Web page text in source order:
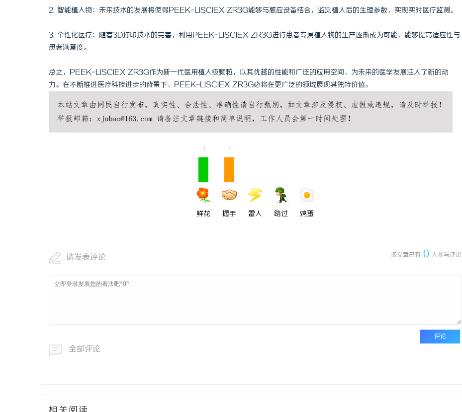
2. 智能植入物：未来技术的发展将使得PEEK-LISCIEX ZR3G能够与感应设备结合，监测植入后的生理参数，实现实时医疗监测。
3. 个性化医疗：随着3D打印技术的完善，利用PEEK-LISCIEX ZR3G进行患者专属植入物的生产逐渐成为可能，能够提高适应性与
患者满意度。
总之，PEEK-LISCIEX ZR3G作为新一代医用植入级颗粒，以其优越的性能和广泛的应用空间，为未来的医学发展注入了新的动
力。在不断推进医疗科技进步的背景下，PEEK-LISCIEX ZR3G必将在更广泛的领域展现其独特价值。
1
鲜花
1
握手 雷人 路过 鸡蛋
该文章已有 0 人参与评论
请发表评论
评论
全部评论